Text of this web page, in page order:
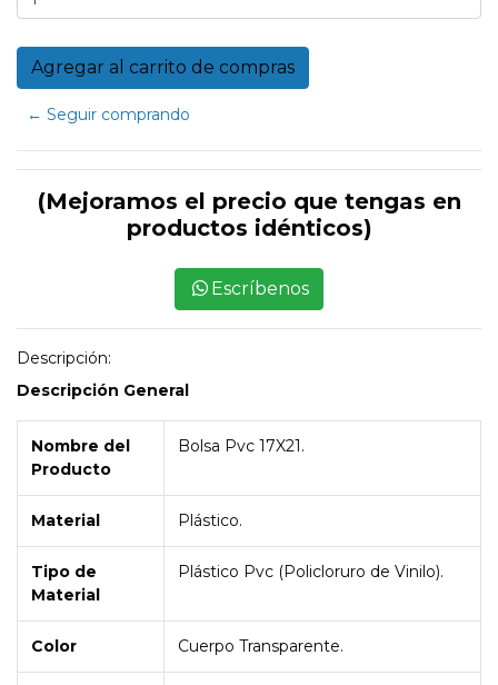
← Seguir comprando
(Mejoramos el precio que tengas en
productos idénticos)
Escríbenos
Descripción:
Descripción General
Nombre del
Producto
Bolsa Pvc 17X21.
Material Plástico.
Tipo de
Material
Plástico Pvc (Policloruro de Vinilo).
Color Cuerpo Transparente.